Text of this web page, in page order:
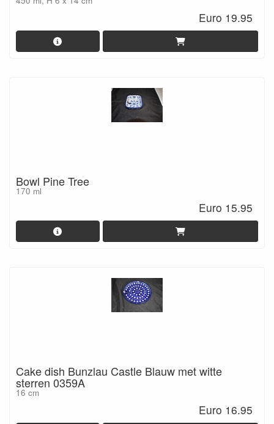
Euro 19.95
Bowl Pine Tree
170 ml
Euro 15.95
Cake dish Bunzlau Castle Blauw met witte
sterren 0359A
16 cm
Euro 16.95